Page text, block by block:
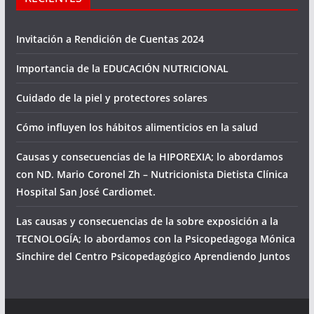
Invitación a Rendición de Cuentas 2024
Importancia de la EDUCACIÓN NUTRICIONAL
Cuidado de la piel y protectores solares
Cómo influyen los hábitos alimenticios en la salud
Causas y consecuencias de la HIPOREXIA; lo abordamos
con ND. Mario Coronel Zh – Nutricionista Dietista Clínica
Hospital San José Cardiomet.
Las causas y consecuencias de la sobre exposición a la
TECNOLOGÍA; lo abordamos con la Psicopedagoga Mónica
Sinchire del Centro Psicopedagógico Aprendiendo Juntos